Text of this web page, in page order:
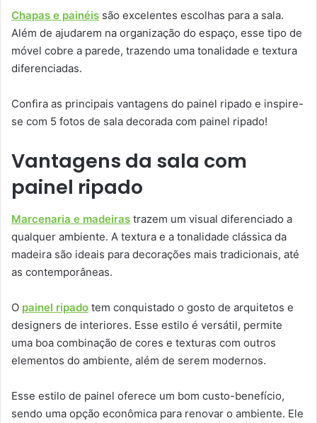
Chapas e painéis são excelentes escolhas para a sala.
Além de ajudarem na organização do espaço, esse tipo de
móvel cobre a parede, trazendo uma tonalidade e textura
diferenciadas.
Confira as principais vantagens do painel ripado e inspire-
se com 5 fotos de sala decorada com painel ripado!
Vantagens da sala com
painel ripado
Marcenaria e madeiras trazem um visual diferenciado a
qualquer ambiente. A textura e a tonalidade clássica da
madeira são ideais para decorações mais tradicionais, até
as contemporâneas.
O painel ripado tem conquistado o gosto de arquitetos e
designers de interiores. Esse estilo é versátil, permite
uma boa combinação de cores e texturas com outros
elementos do ambiente, além de serem modernos.
Esse estilo de painel oferece um bom custo-benefício,
sendo uma opção econômica para renovar o ambiente. Ele